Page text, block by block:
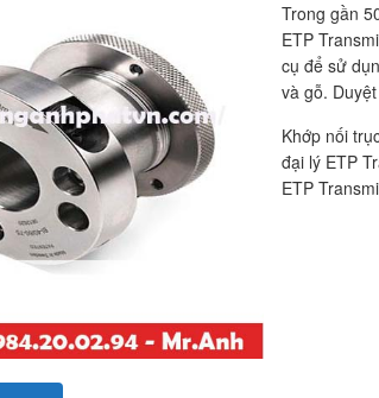
Trong gần
ETP
cụ để sử
và gỗ.
Khớp nối
đại lý ETP
ETP